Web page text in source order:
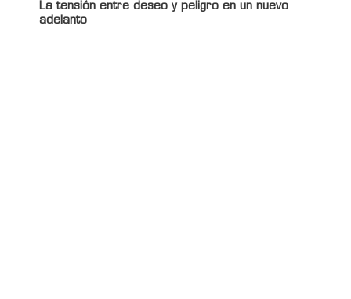
La tensión entre deseo y peligro en un nuevo
adelanto